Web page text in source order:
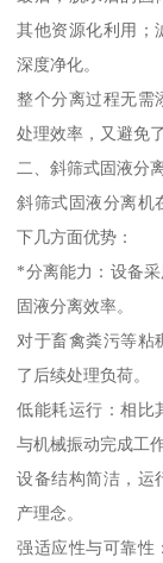
其他资源化利用；
深度净化。
整个分离过程无需
处理效率，又避免
二、斜筛式固液分
斜筛式固液分离机
下几方面优势：
*分离能力：设备
固液分离效率。
对于畜禽粪污等粘
了后续处理负荷。
低能耗运行：相比
与机械振动完成工
设备结构简洁，运
产理念。
强适应性与可靠性